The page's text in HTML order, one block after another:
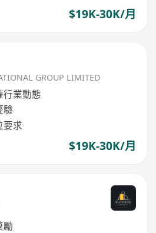
$19K-30K/月
GROUP LIMITED
行業動態
驗
要求
$19K-30K/月
勵